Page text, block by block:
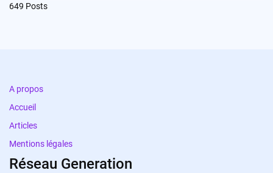
649 Posts
A propos
Accueil
Articles
Mentions légales
Réseau Generation